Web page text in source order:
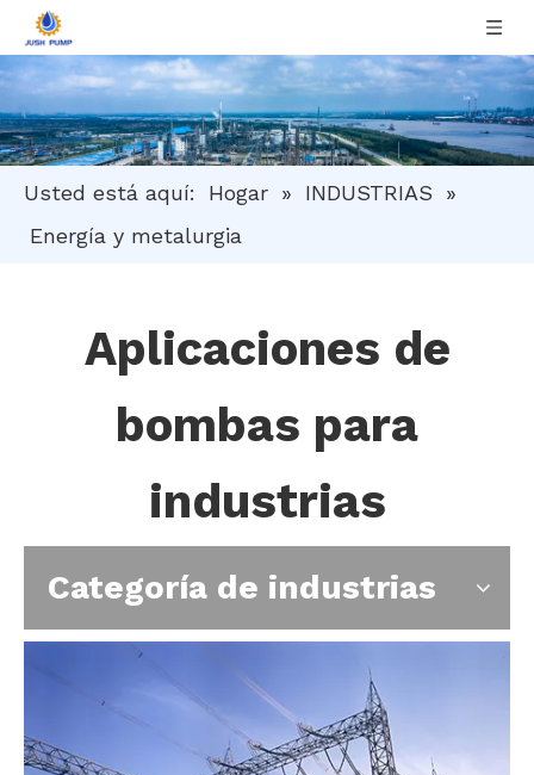
Usted está aquí: Hogar » INDUSTRIAS
»
Energía y metalurgia
Aplicaciones de
bombas para
industrias
Categoría de industrias